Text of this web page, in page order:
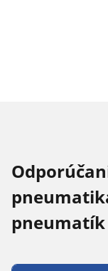
pneumatík